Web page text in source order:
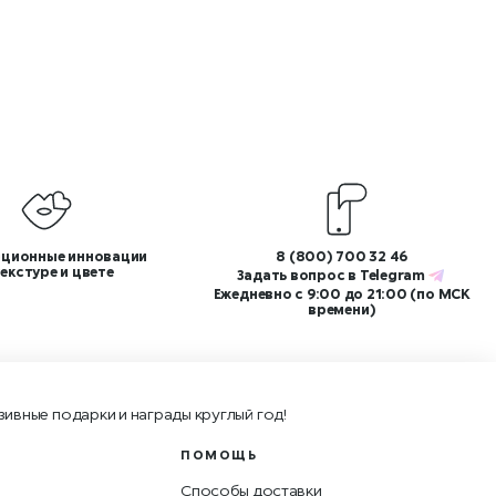
инновации
и цвете
8 (800) 700 32 46
Задать вопрос в Telegram
Ежедневно с 9:00 до 21:00 (по МСК
времени)
подарки и награды круглый год!
ПОМОЩЬ
Способы доставки